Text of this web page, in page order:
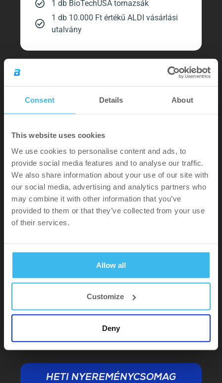
Consent Details About
This website uses cookies
We use cookies to personalise content and ads, to
provide social media features and to analyse our traffic.
We also share information about your use of our site with
our social media, advertising and analytics partners who
may combine it with other information that you’ve
provided to them or that they’ve collected from your use
of their services.
Allow all
Customize
Deny
1 db BioTechUSA tornazsák​
1 db 10.000 Ft értékű ALDI vásárlási
utalvány​
2 fő részére Barcelonában szállás egy
éjszakára​
2 db VIP belépőjegy egy szeptemberi
HETI NYEREMÉNYCSOMAG